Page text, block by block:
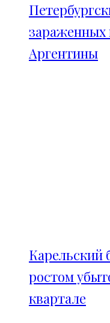
зараженных
Аргентины
Карельский
ростом
квартале